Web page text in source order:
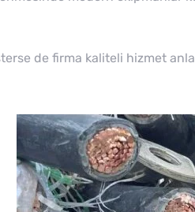
de firma kaliteli hizmet